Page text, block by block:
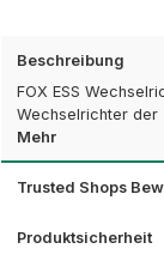
Beschreibung
FOX ESS
Wechselrichter der
Mehr
Trusted Shops
Produktsicherheit